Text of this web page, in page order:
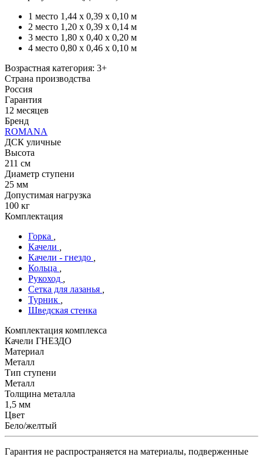
1 место 1,44 х 0,39 х 0,10 м
2 место 1,20 х 0,39 х 0,14 м
3 место 1,80 х 0,40 х 0,20 м
4 место 0,80 x 0,46 x 0,10 м
Возрастная категория: 3+
Страна производства
Россия
Гарантия
12 месяцев
Бренд
ROMANA
ДСК уличные
Высота
211 см
Диаметр ступени
25 мм
Допустимая нагрузка
100 кг
Комплектация
Горка
Качели
Качели - гнездо
Кольца
Рукоход
Сетка для лазанья
Турник
Шведская стенка
Комплектация комплекса
Качели ГНЕЗДО
Материал
Металл
Тип ступени
Металл
Толщина металла
1,5 мм
Цвет
Бело/желтый
Гарантия не распространяется на материалы, подверженные